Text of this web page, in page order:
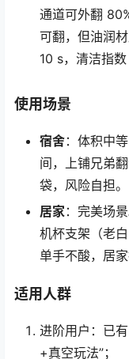
通道可外翻
可翻，但油润
10 s，清洁指数
使用场景
宿舍：体积中
间，上铺兄弟
袋，风险自担。
居家 ：完美场
机杯支架（老
单手不酸，居
适用人群
进阶用户：已
+真空玩法”；